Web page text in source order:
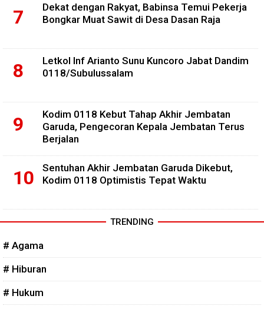
Dekat dengan Rakyat, Babinsa Temui Pekerja
Bongkar Muat Sawit di Desa Dasan Raja
Letkol Inf Arianto Sunu Kuncoro Jabat Dandim
0118/Subulussalam
Kodim 0118 Kebut Tahap Akhir Jembatan
Garuda, Pengecoran Kepala Jembatan Terus
Berjalan
Sentuhan Akhir Jembatan Garuda Dikebut,
Kodim 0118 Optimistis Tepat Waktu
TRENDING
# Agama
# Hiburan
# Hukum